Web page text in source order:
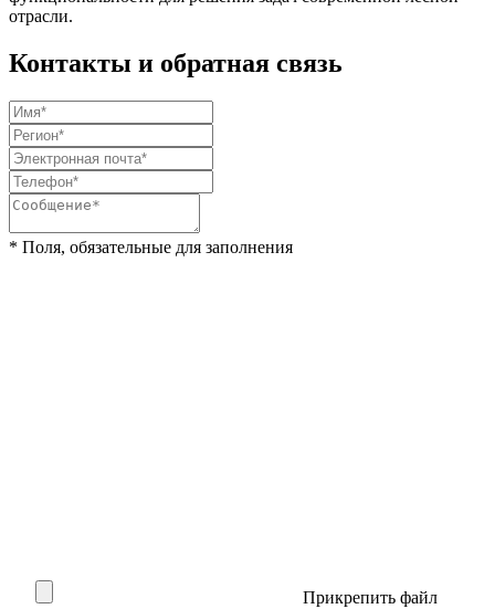
отрасли.
Контакты и обратная связь
* Поля, обязательные для заполнения
Прикрепить файл